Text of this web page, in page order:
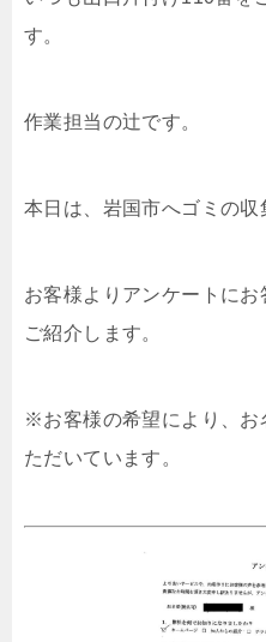
す。
作業担当の辻です。
本日は、岩国市へゴミの収
お客様よりアンケートにお
ご紹介します。
※お客様の希望により、お
ただいています。